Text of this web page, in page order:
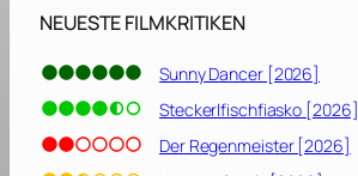
M
j
s
t
NEUESTE FILMKRITIKEN
Sunny Dancer [2026]
Steckerlfischfiasko [2026]
Der Regenmeister [2026]